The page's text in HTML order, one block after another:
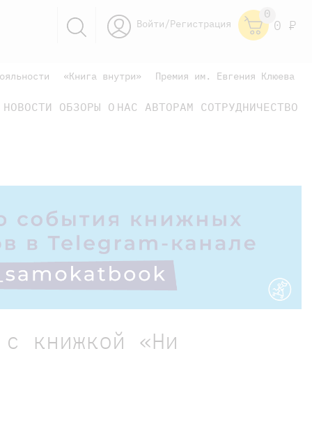
Войти/Регистрация
0
0 Р
«Книга внутри» Премия им. Евгения Клюева
НОВОСТИ ОБЗОРЫ О НАС АВТОРАМ СОТРУДНИЧЕСТВО
книжкой «Ни